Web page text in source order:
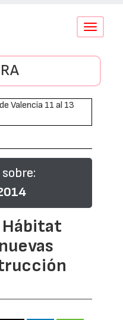
Conmutar